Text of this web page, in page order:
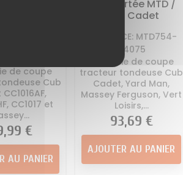
de coupe
Cub
CC1017 et
€
AU PANIER
autoportée MTD /
Cub Cadet
RÉFÉRENCE: MTD754-
04075
Courroie de coupe
tracteur tondeuse Cub
Cadet, Yard Man,
Massey Ferguson, Vert
Loisirs,...
Prix
93,69 €
AJOUTER AU PANIER